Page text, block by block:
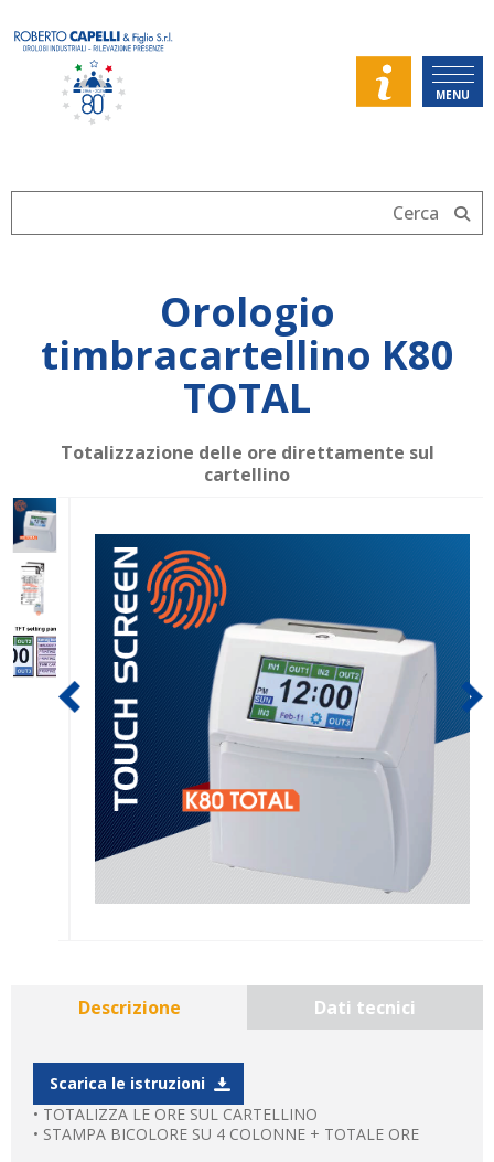
MENU
Orologio
timbracartellino K80
TOTAL
Totalizzazione delle ore direttamente sul
cartellino
Descrizione Dati tecnici
Scarica le istruzioni
• TOTALIZZA LE ORE SUL CARTELLINO
• STAMPA BICOLORE SU 4 COLONNE + TOTALE ORE